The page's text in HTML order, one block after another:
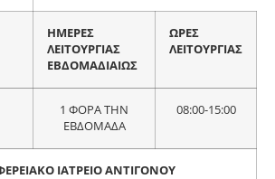
ΗΜΕΡΕΣ
ΛΕΙΤΟΥΡΓΙΑΣ
ΕΒΔΟΜΑΔΙΑΙΩΣ
ΩΡΕΣ
ΛΕΙΤΟΥΡΓΙΑΣ
1 ΦΟΡΑ ΤΗΝ
ΕΒΔΟΜΑΔΑ
08:00-15:00
ΙΑΤΡΕΙΟ ΑΝΤΙΓΟΝΟΥ